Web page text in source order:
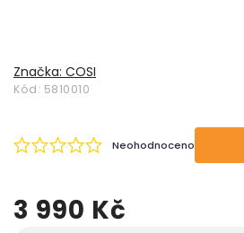
Značka: COSI
Kód: 5810010
Neohodnoceno
3 990 Kč